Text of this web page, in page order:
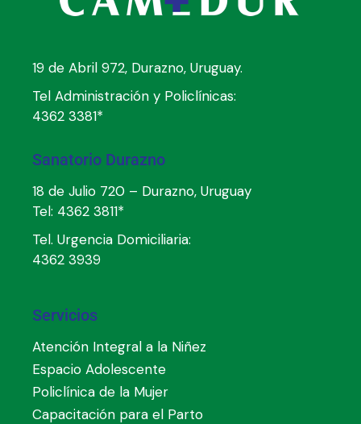
19 de Abril 972, Durazno, Uruguay.
Tel Administración y Policlínicas:
4362 3381*
Sanatorio Durazno
18 de Julio 720 – Durazno, Uruguay
Tel: 4362 3811*
Tel. Urgencia Domiciliaria:
4362 3939
Servicios
Atención Integral a la Niñez
Espacio Adolescente
Policlínica de la Mujer
Capacitación para el Parto